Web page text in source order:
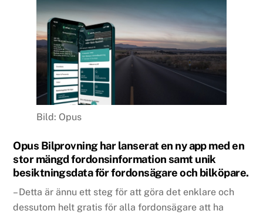
Bild: Opus
Opus Bilprovning har lanserat en ny app med en
stor mängd fordonsinformation samt unik
besiktningsdata för fordonsägare och bilköpare.
– Detta är ännu ett steg för att göra det enklare och
dessutom helt gratis för alla fordonsägare att ha